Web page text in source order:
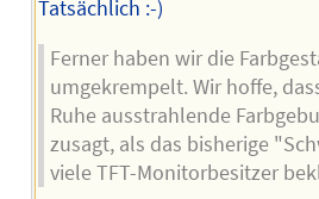
Tatsächlich :-)
Ferner haben wir die
umgekrempelt. Wir hoffe,
Ruhe ausstrahlende
zusagt, als das bisherige
viele TFT-Monitorbesitzer